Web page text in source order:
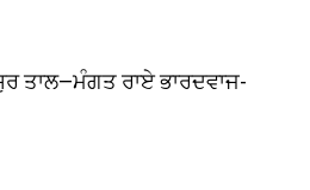
ਤਾਲ—ਮੰਗਤ ਰਾਏ ਭਾਰਦਵਾਜ-